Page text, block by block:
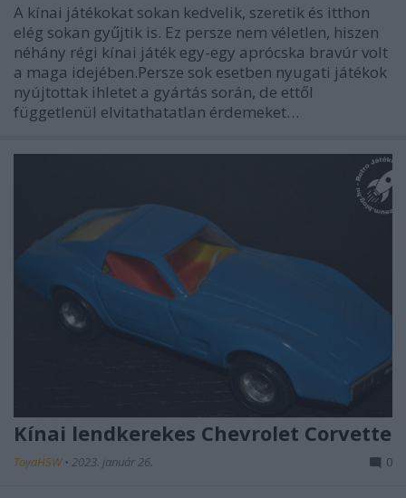
A kínai játékokat sokan kedvelik, szeretik és itthon
elég sokan gyűjtik is. Ez persze nem véletlen, hiszen
néhány régi kínai játék egy-egy aprócska bravúr volt
a maga idejében.Persze sok esetben nyugati játékok
nyújtottak ihletet a gyártás során, de ettől
függetlenül elvitathatatlan érdemeket…
Kínai lendkerekes Chevrolet Corvette
ToyaHSW • 2023. január 26. 0